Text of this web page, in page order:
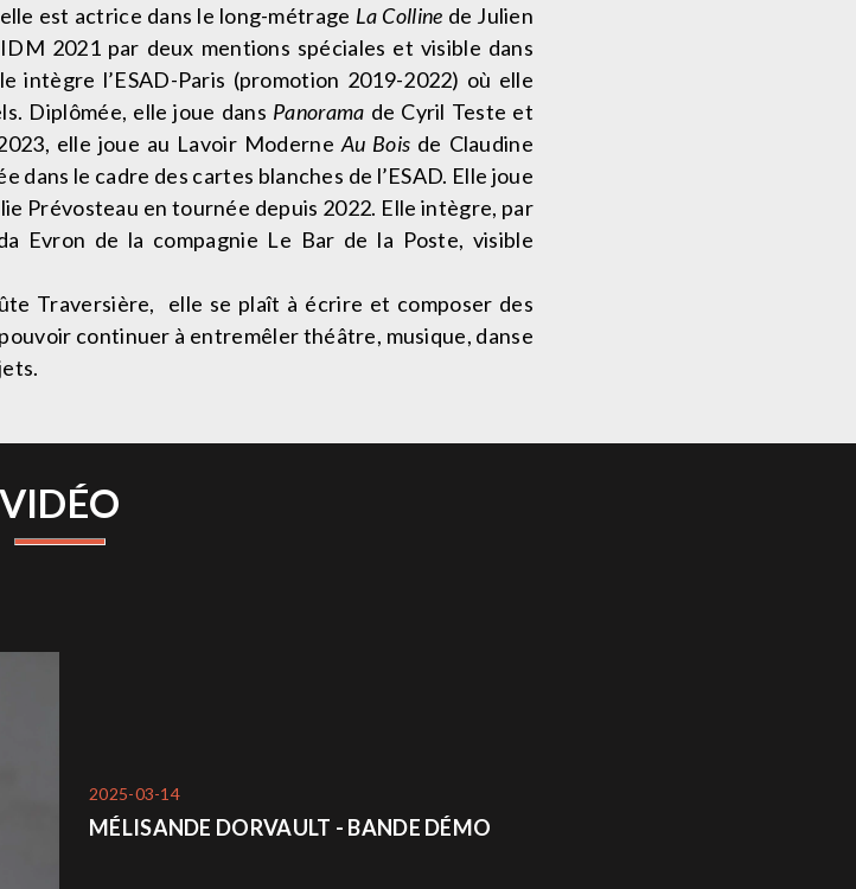
est actrice dans le long-métrage La Colline de Julien
2021 par deux mentions spéciales et visible dans
intègre l’ESAD-Paris (promotion 2019-2022) où elle
Diplômée, elle joue dans Panorama de Cyril Teste et
elle joue au Lavoir Moderne Au Bois de Claudine
dans le cadre des cartes blanches de l’ESAD. Elle joue
Prévosteau en tournée depuis 2022. Elle intègre, par
Evron de la compagnie Le Bar de la Poste, visible
Traversière, elle se plaît à écrire et composer des
continuer à entremêler théâtre, musique, danse
VIDÉO
2025-03-14
MÉLISANDE DORVAULT - BANDE DÉMO